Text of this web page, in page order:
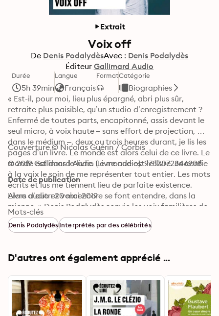
Extrait
Voix off
De Denis PodalydèsAvec : Denis Podalydès
Éditeur Gallimard Audio
Durée
5h 39min
Langue
Français
FormatCatégorie
Biographies
« Est-il, pour moi, lieu plus épargné, abri plus sûr,
retraite plus paisible, qu’un studio d’enregistrement ?
Enfermé de toutes parts, encapitonné, assis devant le
seul micro, à voix haute – sans effort de projection,
dans le médium –, deux ou trois heures durant, je lis les
pages d’un livre. Le monde est alors celui de ce livre. Le
monde est dans le livre. Le monde est le livre. Je confie
à la voix le soin de me représenter tout entier. Les mots
écrits et lus me tiennent lieu de parfaite existence.
Alors d’autres voix encore se font entendre, dans la
mienne. » Denis Podalydès convie les voix familières de
ses grands-parents, parents et frères, celles de ses
professeurs et des camarades, celles des acteurs qui
autres.
autoportrait sensible où résonnent les voix qui ont
formé son goût de la lecture.
Couverture © Nicolas Guérin / Corbis
© 2019 Gallimard Audio (Livre audio): 9782072846908
Date de publication
Livre audio : 20 mai 2019
Mots-clés
Denis PodalydèsInterprétés par des célébrités
D'autres ont également apprécié ...